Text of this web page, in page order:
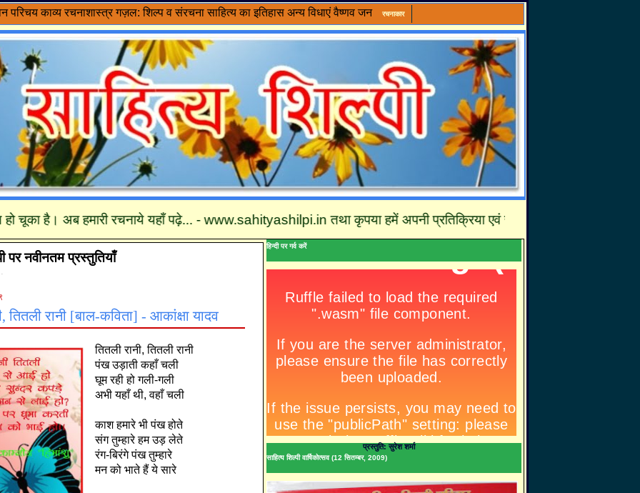
परिचय काव्य रचनाशास्त्र गज़ल: शिल्प व संरचना साहित्य का इतिहास अन्य विधाएं वैष्णव जन रचनाकार
है। अब हमारी रचनाये यहाँ पढ़े... - www.sahityashilpi.in तथा कृपया हमें अपनी प्रतिक्रिया एवं सुझावों से अवश्य अवगत करायें
पर नवीनतम प्रस्तुतियाँ
तितली रानी [बाल-कविता] - आकांक्षा यादव
तितली रानी, तितली रानी
पंख उड़ाती कहाँ चली
घूम रही हो गली-गली
अभी यहाँ थी, वहाँ चली
काश हमारे भी पंख होते
संग तुम्हारे हम उड़ लेते
रंग-बिरंगे पंख तुम्हारे
मन को भाते हैं ये सारे
हिन्दी पर गर्व करें
प्रस्तुति: सुरेश शर्मा
साहित्य शिल्पी वार्षिकोत्सव (12 सितम्बर, 2009)